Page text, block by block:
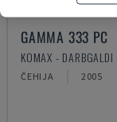
GAMMA 333 PC
KOMAX - DARBGALDI
ČEHIJA 2005